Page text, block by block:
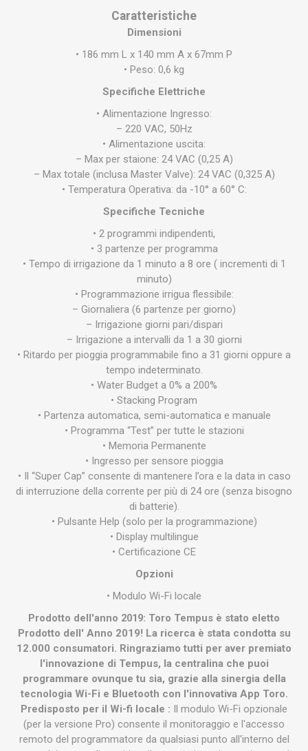
Caratteristiche
Dimensioni
• 186 mm L x 140 mm A x 67mm P
• Peso: 0,6 kg
Specifiche Elettriche
• Alimentazione Ingresso:
– 220 VAC, 50Hz
• Alimentazione uscita:
– Max per staione: 24 VAC (0,25 A)
– Max totale (inclusa Master Valve): 24 VAC (0,325 A)
• Temperatura Operativa: da -10° a 60° C:
Specifiche Tecniche
• 2 programmi indipendenti,
• 3 partenze per programma
• Tempo di irrigazione da 1 minuto a 8 ore ( incrementi di 1
minuto)
• Programmazione irrigua flessibile:
– Giornaliera (6 partenze per giorno)
– Irrigazione giorni pari/dispari
– Irrigazione a intervalli da 1 a 30 giorni
• Ritardo per pioggia programmabile fino a 31 giorni oppure a
tempo indeterminato.
• Water Budget a 0% a 200%
• Stacking Program
• Partenza automatica, semi-automatica e manuale
• Programma “Test” per tutte le stazioni
• Memoria Permanente
• Ingresso per sensore pioggia
• Il “Super Cap” consente di mantenere l’ora e la data in caso
di interruzione della corrente per più di 24 ore (senza bisogno
di batterie).
• Pulsante Help (solo per la programmazione)
• Display multilingue
• Certificazione CE
Opzioni
• Modulo Wi-Fi locale
Prodotto dell'anno 2019: Toro Tempus è stato eletto
Prodotto dell' Anno 2019! La ricerca è stata condotta su
12.000 consumatori. Ringraziamo tutti per aver premiato
l'innovazione di Tempus, la centralina che puoi
programmare ovunque tu sia, grazie alla sinergia della
tecnologia Wi-Fi e Bluetooth con l'innovativa App Toro.
Predisposto per il Wi-fi locale : Il modulo Wi-Fi opzionale
(per la versione Pro) consente il monitoraggio e l'accesso
remoto del programmatore da qualsiasi punto all'interno del